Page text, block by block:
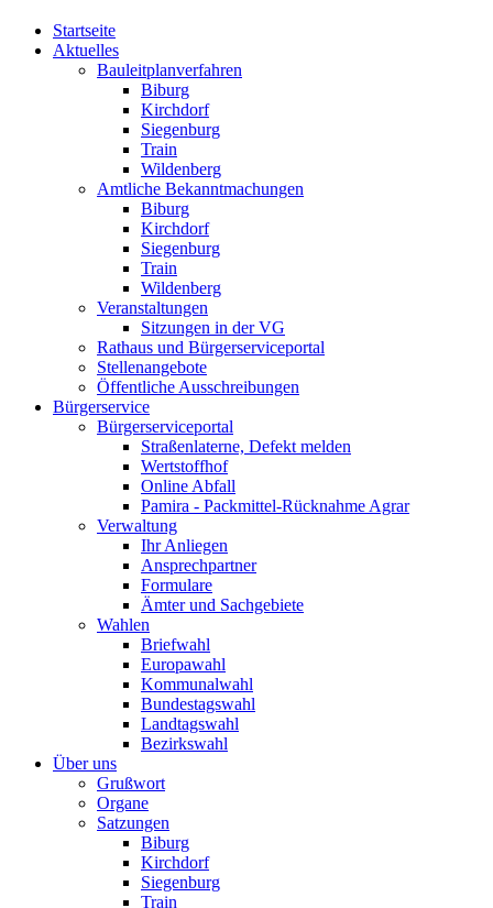
Startseite
Aktuelles
Bauleitplanverfahren
Biburg
Kirchdorf
Siegenburg
Train
Wildenberg
Amtliche Bekanntmachungen
Biburg
Kirchdorf
Siegenburg
Train
Wildenberg
Veranstaltungen
Sitzungen in der VG
Rathaus und Bürgerserviceportal
Stellenangebote
Öffentliche Ausschreibungen
Bürgerservice
Bürgerserviceportal
Straßenlaterne, Defekt melden
Wertstoffhof
Online Abfall
Pamira - Packmittel-Rücknahme Agrar
Verwaltung
Ihr Anliegen
Ansprechpartner
Formulare
Ämter und Sachgebiete
Wahlen
Briefwahl
Europawahl
Kommunalwahl
Bundestagswahl
Landtagswahl
Bezirkswahl
Über uns
Grußwort
Organe
Satzungen
Biburg
Kirchdorf
Siegenburg
Train